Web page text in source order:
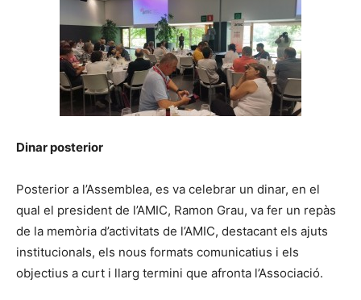
Dinar posterior
Posterior a l’Assemblea, es va celebrar un dinar, en el
qual el president de l’AMIC, Ramon Grau, va fer un repàs
de la memòria d’activitats de l’AMIC, destacant els ajuts
institucionals, els nous formats comunicatius i els
objectius a curt i llarg termini que afronta l’Associació.